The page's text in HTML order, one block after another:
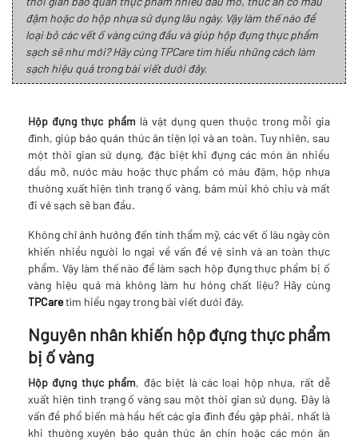
đậm hoặc do hộp nhựa sử dụng lâu ngày. Vậy làm thế nào để
loại bỏ các vết ố vàng cứng đầu và giúp hộp đựng thực phẩm
sạch sẽ như mới? Hãy cùng TPCare tìm hiểu những cách làm
sạch hiệu quả trong bài viết dưới đây.
Hộp đựng thực phẩmlà vật dụng quen thuộc trong mỗi gia
đình, giúp bảo quản thức ăn tiện lợi và an toàn. Tuy nhiên, sau
một thời gian sử dụng, đặc biệt khi đựng các món ăn nhiều
dầu mỡ, nước màu hoặc thực phẩm có màu đậm, hộp nhựa
thường xuất hiện tình trạng ố vàng, bám mùi khó chịu và mất
đi vẻ sạch sẽ ban đầu.
Không chỉ ảnh hưởng đến tính thẩm mỹ, các vết ố lâu ngày còn
khiến nhiều người lo ngại về vấn đề vệ sinh và an toàn thực
phẩm. Vậy làm thế nào để làm sạch hộp đựng thực phẩm bị ố
vàng hiệu quả mà không làm hư hỏng chất liệu? Hãy cùng
TPCaretìm hiểu ngay trong bài viết dưới đây.
Nguyên nhân khiến hộp đựng thực phẩm
bị ố vàng
Hộp đựng thực phẩm, đặc biệt là các loại hộp nhựa, rất dễ
xuất hiện tình trạng ố vàng sau một thời gian sử dụng. Đây là
vấn đề phổ biến mà hầu hết các gia đình đều gặp phải, nhất là
khi thường xuyên bảo quản thức ăn chín hoặc các món ăn